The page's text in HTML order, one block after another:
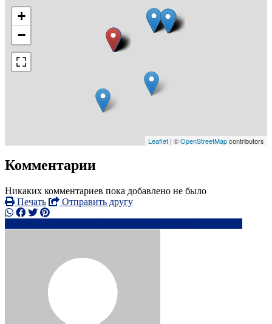
+
−
Leaflet | ©OpenStreetMapcontributors
Комментарии
Никаких комментариев пока добавлено не было
Печать
Отправить другу